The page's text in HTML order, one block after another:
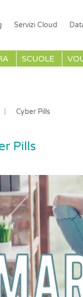
Servizi Cloud
SCUOLE
Cyber Pills
Pills